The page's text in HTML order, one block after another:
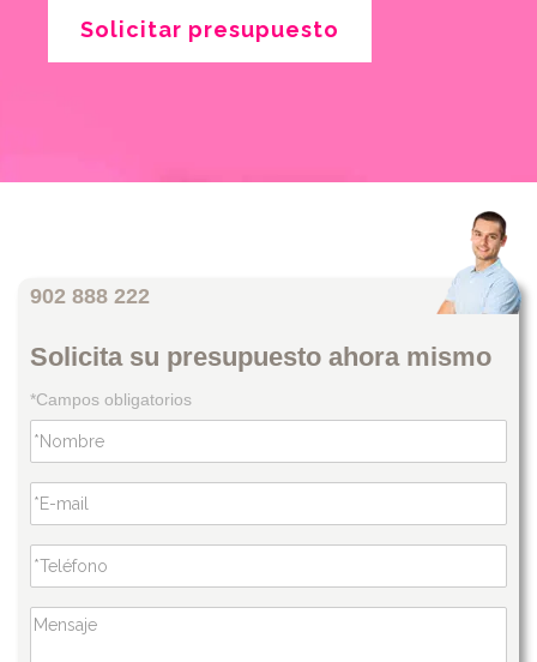
Solicitar presupuesto
902 888 222
Solicita su presupuesto ahora mismo
*Campos obligatorios